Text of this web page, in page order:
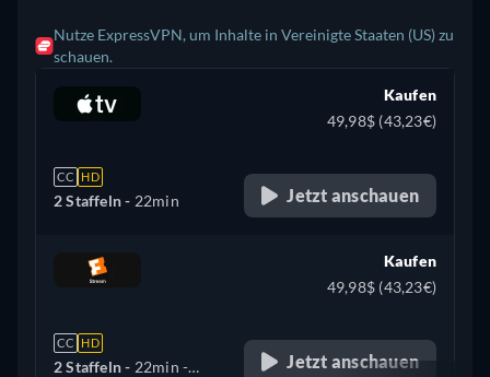
Nutze ExpressVPN, um Inhalte in Vereinigte Staaten (US) zu
schauen.
CC HD
2 Staffeln - 22min
Kaufen
49,98$ (43,23€)
Jetzt anschauen
CC HD
2 Staffeln - 22min -
Kaufen
49,98$ (43,23€)
Jetzt anschauen